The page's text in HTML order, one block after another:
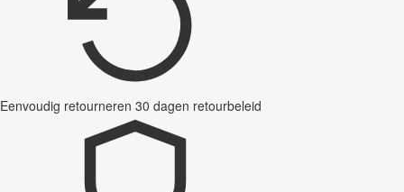
Eenvoudig retourneren 30 dagen retourbeleid